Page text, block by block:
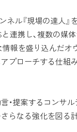
ル『現場の達人』
連携し、複数の媒
情報を盛り込んだオ
プローチする仕組
・提案するコンサ
らなる強化を図る